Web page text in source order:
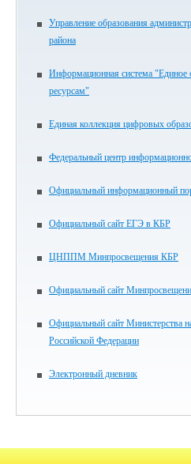
Управление образования
района
Информационная система "Единое
ресурсам"
Единая коллекция цифровых
Федеральный центр
Официальный информационный
Официальный сайт ЕГЭ в КБР
ЦНППМ Минпросвещения КБР
Официальный сайт
Официальный сайт Министерства
Российской Федерации
Электронный дневник